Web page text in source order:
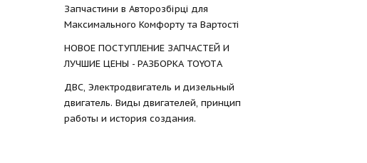
Запчастини в Авторозбірці для
Максимального Комфорту та Вартості
НОВОЕ ПОСТУПЛЕНИЕ ЗАПЧАСТЕЙ И
ЛУЧШИЕ ЦЕНЫ - РАЗБОРКА TOYOTА
ДВС, Электродвигатель и дизельный
двигатель. Виды двигателей, принцип
работы и история создания.